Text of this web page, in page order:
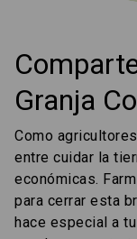
Granja
Como
entre cuidar la
económicas.
para cerrar esta
hace especial a